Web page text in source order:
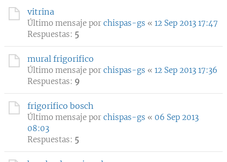
vitrina
Último mensaje por chispas-gs « 12 Sep 2013 17:47
Respuestas: 5
mural frigorifico
Último mensaje por chispas-gs « 12 Sep 2013 17:36
Respuestas: 9
frigorifico bosch
Último mensaje por chispas-gs « 06 Sep 2013
08:03
Respuestas: 5